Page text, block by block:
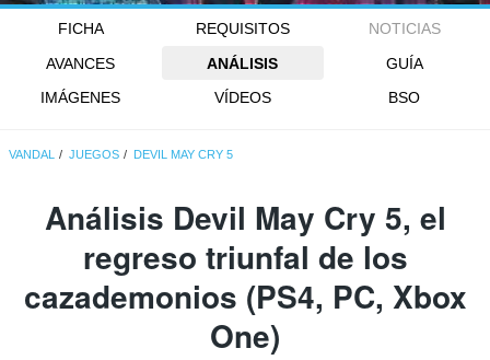
FICHA REQUISITOS
NOTICIAS
AVANCES
ANÁLISIS
GUÍA
IMÁGENES
VÍDEOS BSO
VANDAL JUEGOS DEVIL MAY CRY 5
Análisis Devil May Cry 5, el
regreso triunfal de los
cazademonios (PS4, PC, Xbox
One)